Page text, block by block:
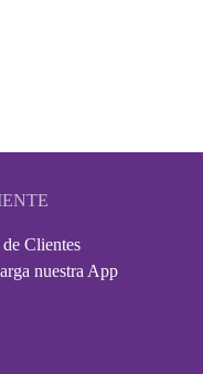
Clientes
nuestra App